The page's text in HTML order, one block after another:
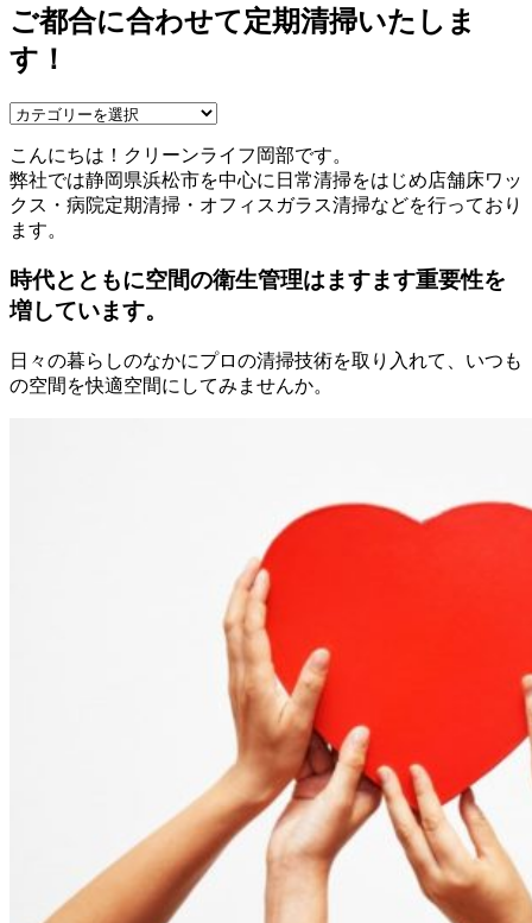
ご都合に合わせて定期清掃いたしま
す！
こんにちは！クリーンライフ岡部です。
弊社では静岡県浜松市を中心に日常清掃をはじめ店舗床ワッ
クス・病院定期清掃・オフィスガラス清掃などを行っており
ます。
時代とともに空間の衛生管理はますます重要性を
増しています。
日々の暮らしのなかにプロの清掃技術を取り入れて、いつも
の空間を快適空間にしてみませんか。